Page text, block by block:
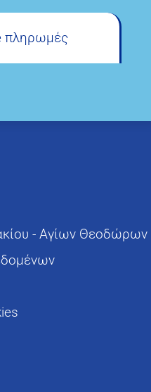
πληρωμές
- Αγίων Θεοδώρων